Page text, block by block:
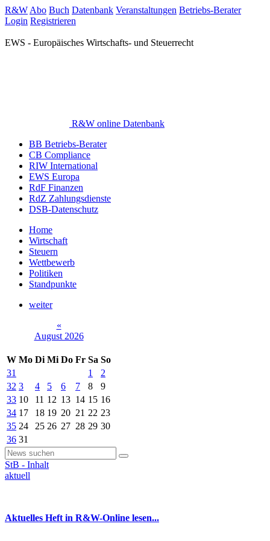
R&W Abo Buch Datenbank Veranstaltungen Betriebs-Berater
Login Registrieren
EWS - Europäisches Wirtschafts- und Steuerrecht
R&W online Datenbank
BB Betriebs-Berater
CB Compliance
RIW International
EWS Europa
RdF Finanzen
RdZ Zahlungsdienste
DSB-Datenschutz
Home
Wirtschaft
Steuern
Wettbewerb
Politiken
Standpunkte
weiter
«
August 2026
W Mo Di Mi Do Fr Sa So
31
1
2
32 3 4 5 6 7 8
9
33 10 11 12 13 14 15 16
34 17 18 19 20 21 22 23
35 24 25 26 27 28 29 30
36 31
StB - Inhalt
aktuell
Aktuelles Heft in R&W-Online lesen...